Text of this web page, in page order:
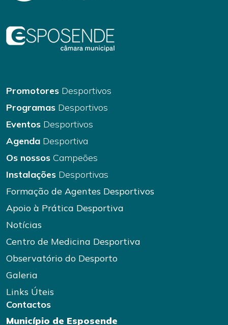
Promotores Desportivos
Programas Desportivos
Eventos Desportivos
Agenda Desportiva
Os nossos Campeões
Instalações Desportivas
Formação de Agentes Desportivos
Apoio à Prática Desportiva
Notícias
Centro de Medicina Desportiva
Observatório do Desporto
Galeria
Links Úteis
Contactos
Município de Esposende